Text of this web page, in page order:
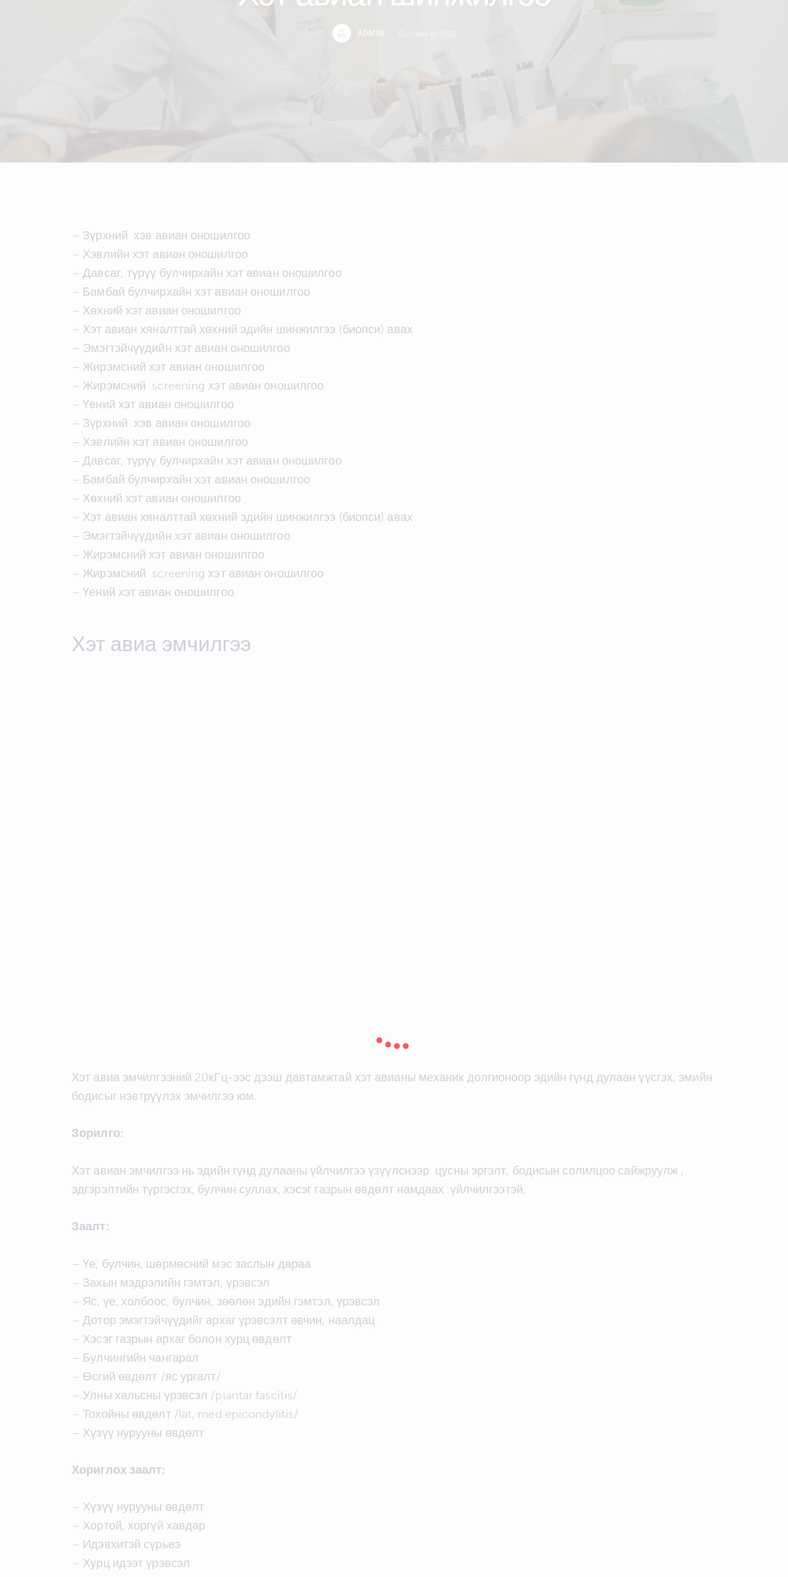
ADMIN
– Зүрхний хэв авиан оношилгоо
– Хэвлийн хэт авиан оношилгоо
– Давсаг, түрүү булчирхайн хэт авиан оношилгоо
– Бамбай булчирхайн хэт авиан оношилгоо
– Хөхний хэт авиан оношилгоо
– Хэт авиан хяналттай хөхний эдийн шинжилгээ (биопси) авах
– Эмэгтэйчүүдийн хэт авиан оношилгоо
– Жирэмсний хэт авиан оношилгоо
– Жирэмсний screening хэт авиан оношилгоо
– Үений хэт авиан оношилгоо
– Зүрхний хэв авиан оношилгоо
– Хэвлийн хэт авиан оношилгоо
– Давсаг, түрүү булчирхайн хэт авиан оношилгоо
– Бамбай булчирхайн хэт авиан оношилгоо
– Хөхний хэт авиан оношилгоо
– Хэт авиан хяналттай хөхний эдийн шинжилгээ (биопси) авах
– Эмэгтэйчүүдийн хэт авиан оношилгоо
– Жирэмсний хэт авиан оношилгоо
– Жирэмсний screening хэт авиан оношилгоо
– Үений хэт авиан оношилгоо
Хэт авиа эмчилгээ
Хэт авиа эмчилгээний 20кГц-ээс дээш давтамжтай хэт авианы механик долгионоор эдийн гүнд дулаан үүсгэх, эмийн
бодисыг нэвтрүүлэх эмчилгээ юм.
Зорилго:
Хэт авиан эмчилгээ нь эдийн гүнд дулааны үйлчилгээ үзүүлснээр цусны эргэлт, бодисын солилцоо сайжруулж ,
эдгэрэлтийн түргэсгэх, булчин суллах, хэсэг газрын өвдөлт намдаах үйлчилгээтэй.
Заалт:
– Үе, булчин, шөрмөсний мэс заслын дараа
– Захын мэдрэлийн гэмтэл, үрэвсэл
– Яс, үе, холбоос, булчин, зөөлөн эдийн гэмтэл, үрэвсэл
– Дотор эмэгтэйчүүдийг архаг үрэвсэлт өвчин, наалдац
– Хэсэг газрын архаг болон хурц өвдөлт
– Булчингийн чангарал
– Өсгий өвдөлт /яс ургалт/
– Улны хальсны үрэвсэл /plantar fascitis/
– Тохойны өвдөлт /lat, med epicondylitis/
– Хүзүү нурууны өвдөлт
Хориглох заалт:
– Хүзүү нурууны өвдөлт
– Хортой, хоргүй хавдар
– Идэвхитэй сүрьеэ
– Хурц идээт үрэвсэл